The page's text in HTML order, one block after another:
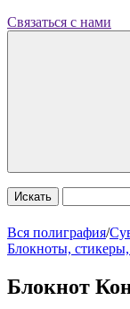
Связаться с нами
Искать
Вся полиграфия/
Блокноты,
Блокнот